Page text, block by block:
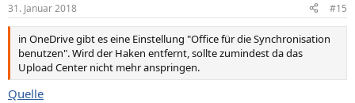
31. Januar 2018 #15
in OneDrive gibt es eine Einstellung "Office für die Synchronisation
benutzen". Wird der Haken entfernt, sollte zumindest da das
Upload Center nicht mehr anspringen.
Quelle